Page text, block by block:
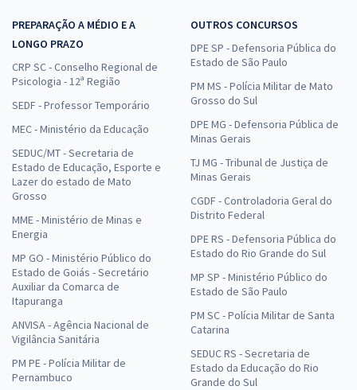
PREPARAÇÃO A MÉDIO E A
LONGO PRAZO
CRP SC - Conselho Regional de
Psicologia - 12ª Região
SEDF - Professor Temporário
MEC - Ministério da Educação
SEDUC/MT - Secretaria de
Estado de Educação, Esporte e
Lazer do estado de Mato
Grosso
MME - Ministério de Minas e
Energia
MP GO - Ministério Público do
Estado de Goiás - Secretário
Auxiliar da Comarca de
Itapuranga
ANVISA - Agência Nacional de
Vigilância Sanitária
PM PE - Polícia Militar de
Pernambuco
OUTROS CONCURSOS
DPE SP - Defensoria Pública do
Estado de São Paulo
PM MS - Polícia Militar de Mato
Grosso do Sul
DPE MG - Defensoria Pública de
Minas Gerais
TJ MG - Tribunal de Justiça de
Minas Gerais
CGDF - Controladoria Geral do
Distrito Federal
DPE RS - Defensoria Pública do
Estado do Rio Grande do Sul
MP SP - Ministério Público do
Estado de São Paulo
PM SC - Polícia Militar de Santa
Catarina
SEDUC RS - Secretaria de
Estado da Educação do Rio
Grande do Sul